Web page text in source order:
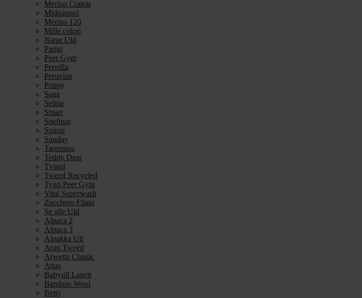
Merino Cotton
Midnatssol
Merino 120
Mille colori
Natur Uld
Parigi
Peer Gynt
Pernilla
Peruvian
Poppy
Saga
Selma
Smart
Snefnug
Spinni
Sunday
Taormina
Teddy Dear
Tvinni
Tweed Recycled
Tynn Peer Gynt
Vital Superwash
Zucchero Filato
Se alle Uld
Alpaca 2
Alpaca 3
Alpakka Ull
Aran Tweed
Arwetta Classic
Atlas
Babyull Lanett
Bamboo Wool
Betty